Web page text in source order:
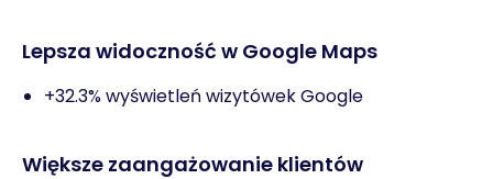
Lepsza widoczność w Google Maps
+32.3% wyświetleń wizytówek Google
Większe zaangażowanie klientów